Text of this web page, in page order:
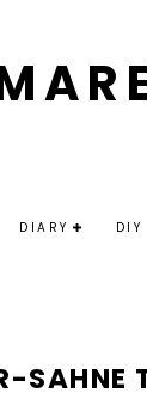
DIARY DIY
SAHNE